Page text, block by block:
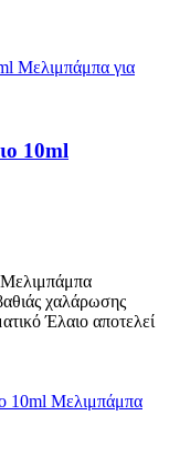
10ml
χαλάρωσης
Έλαιο αποτελεί